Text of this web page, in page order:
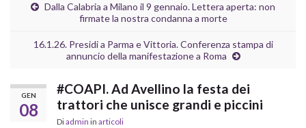
Dalla Calabria a Milano il 9 gennaio. Lettera aperta: non
firmate la nostra condanna a morte
16.1.26. Presidi a Parma e Vittoria. Conferenza stampa di
annuncio della manifestazione a Roma
GEN
08
#COAPI. Ad Avellino la festa dei
trattori che unisce grandi e piccini
Diadmin in articoli